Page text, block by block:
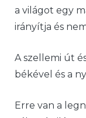
a világot egy
irányítja és
A szellemi út
békével és a
Erre van a